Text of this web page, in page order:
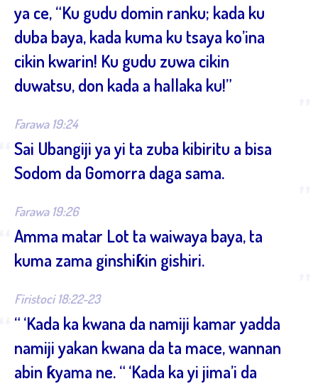
ya ce, “Ku gudu domin ranku; kada ku
duba baya, kada kuma ku tsaya ko’ina
cikin kwarin! Ku gudu zuwa cikin
duwatsu, don kada a hallaka ku!”
Farawa 19:24
Sai Ubangiji ya yi ta zuba kibiritu a bisa
Sodom da Gomorra daga sama.
Farawa 19:26
Amma matar Lot ta waiwaya baya, ta
kuma zama ginshiƙin gishiri.
Firistoci 18:22-23
“ ‘Kada ka kwana da namiji kamar yadda
namiji yakan kwana da ta mace, wannan
abin ƙyama ne. “ ‘Kada ka yi jima’i da